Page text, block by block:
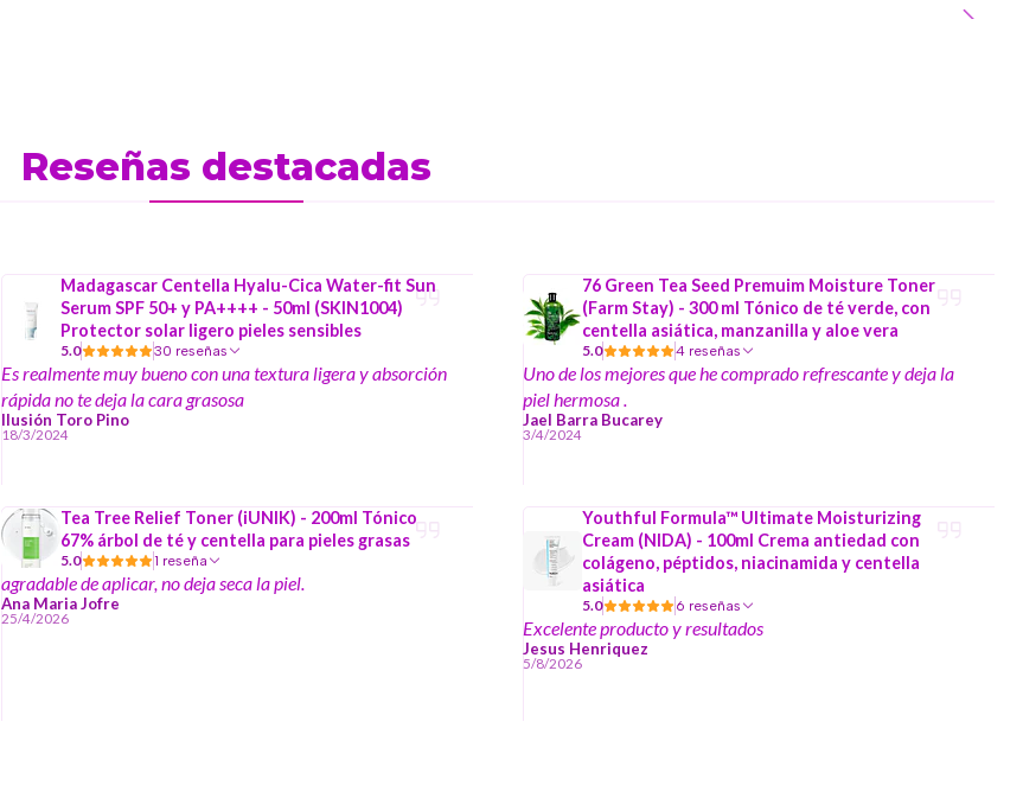
Reseñas destacadas
Madagascar Centella Hyalu-Cica Water-fit Sun
Serum SPF 50+ y PA++++ - 50ml (SKIN1004)
Protector solar ligero pieles sensibles
5.0 30 reseñas
Es realmente muy bueno con una textura ligera y absorción
rápida no te deja la cara grasosa
Ilusión Toro Pino
18/3/2024
76 Green Tea Seed Premuim Moisture Toner
(Farm Stay) - 300 ml Tónico de té verde, con
centella asiática, manzanilla y aloe vera
5.0 4 reseñas
Uno de los mejores que he comprado refrescante y deja la
piel hermosa .
Jael Barra Bucarey
3/4/2024
Tea Tree Relief Toner (iUNIK) - 200ml Tónico
67% árbol de té y centella para pieles grasas
5.0 1 reseña
agradable de aplicar, no deja seca la piel.
Ana Maria Jofre
25/4/2026
Youthful Formula™ Ultimate Moisturizing
Cream (NIDA) - 100ml Crema antiedad con
colágeno, péptidos, niacinamida y centella
asiática
5.0 6 reseñas
Excelente producto y resultados
Jesus Henriquez
5/8/2026